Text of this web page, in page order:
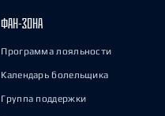
ФАН-ЗОНА
Программа лояльности
Календарь болельщика
Группа поддержки